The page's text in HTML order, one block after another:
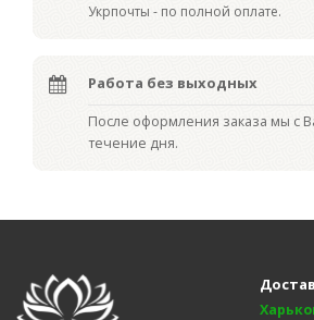
Укрпочты - по полной оплате.
Работа без выходных
После оформления заказа мы с
течение дня.